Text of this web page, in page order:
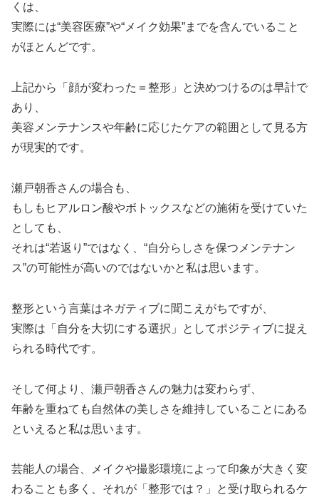
くは、
実際には“美容医療”や“メイク効果”までを含んでいること
がほとんどです。
上記から「顔が変わった＝整形」と決めつけるのは早計で
あり、
美容メンテナンスや年齢に応じたケアの範囲として見る方
が現実的です。
瀬戸朝香さんの場合も、
もしもヒアルロン酸やボトックスなどの施術を受けていた
としても、
それは“若返り”ではなく、“自分らしさを保つメンテナン
ス”の可能性が高いのではないかと私は思います。
整形という言葉はネガティブに聞こえがちですが、
実際は「自分を大切にする選択」としてポジティブに捉え
られる時代です。
そして何より、瀬戸朝香さんの魅力は変わらず、
年齢を重ねても自然体の美しさを維持していることにある
といえると私は思います。
芸能人の場合、メイクや撮影環境によって印象が大きく変
わることも多く、それが「整形では？」と受け取られるケ